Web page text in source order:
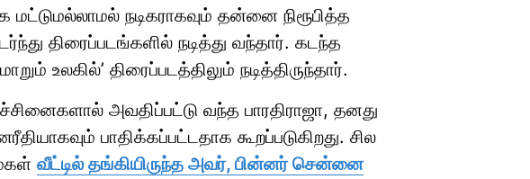
நடிகராகவும் தன்னை நிரூபித்த
திரைப்படங்களில் நடித்து வந்தார். கடந்த
உலகில்’ திரைப்படத்திலும் நடித்திருந்தார்.
அவதிப்பட்டு வந்த பாரதிராஜா, தனது
பாதிக்கப்பட்டதாக கூறப்படுகிறது. சில
வீட்டில் தங்கியிருந்த அவர், பின்னர் சென்னை